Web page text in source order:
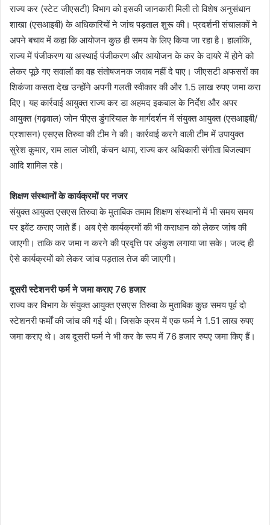
राज्य कर (स्टेट जीएसटी) विभाग को इसकी जानकारी मिली तो विशेष अनुसंधान
शाखा (एसआइबी) के अधिकारियों ने जांच पड़ताल शुरू की। प्रदर्शनी संचालकों ने
अपने बचाव में कहा कि आयोजन कुछ ही समय के लिए किया जा रहा है। हालांकि,
राज्य में पंजीकरण या अस्थाई पंजीकरण और आयोजन के कर के दायरे में होने को
लेकर पूछे गए सवालों का वह संतोषजनक जवाब नहीं दे पाए। जीएसटी अफसरों का
शिकंजा कसता देख उन्होंने अपनी गलती स्वीकार की और 1.5 लाख रुपए जमा करा
दिए। यह कार्रवाई आयुक्त राज्य कर डा अहमद इकबाल के निर्देश और अपर
आयुक्त (गढ़वाल) जोन पीएस डुंगरियाल के मार्गदर्शन में संयुक्त आयुक्त (एसआइबी/
प्रशासन) एसएस तिरुवा की टीम ने की। कार्रवाई करने वाली टीम में उपायुक्त
सुरेश कुमार, राम लाल जोशी, कंचन थापा, राज्य कर अधिकारी संगीता बिजल्वाण
आदि शामिल रहे।
शिक्षण संस्थानों के कार्यक्रमों पर नजर
संयुक्त आयुक्त एसएस तिरुवा के मुताबिक तमाम शिक्षण संस्थानों में भी समय समय
पर इवेंट कराए जाते हैं। अब ऐसे कार्यक्रमों की भी कराधान को लेकर जांच की
जाएगी। ताकि कर जमा न करने की प्रवृत्ति पर अंकुश लगाया जा सके। जल्द ही
ऐसे कार्यक्रमों को लेकर जांच पड़ताल तेज की जाएगी।
दूसरी स्टेशनरी फर्म ने जमा कराए 76 हजार
राज्य कर विभाग के संयुक्त आयुक्त एसएस तिरुवा के मुताबिक कुछ समय पूर्व दो
स्टेशनरी फर्मों की जांच की गई थी। जिसके क्रम में एक फर्म ने 1.51 लाख रुपए
जमा कराए थे। अब दूसरी फर्म ने भी कर के रूप में 76 हजार रुपए जमा किए हैं।